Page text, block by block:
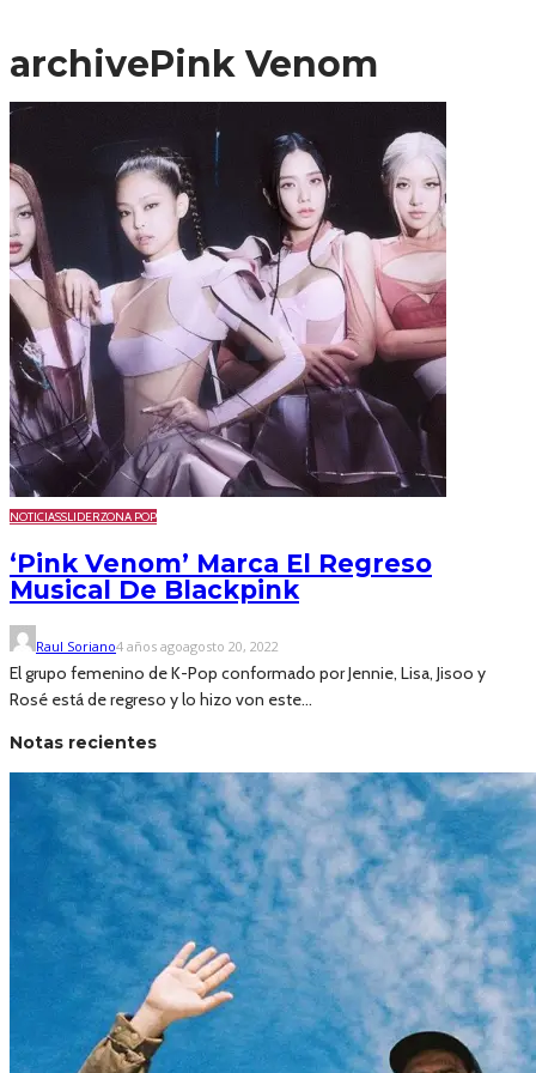
archivePink Venom
NOTICIASSLIDERZONA POP
‘Pink Venom’ Marca El Regreso
Musical De Blackpink
Raul Soriano4 años agoagosto 20, 2022
El grupo femenino de K-Pop conformado por Jennie, Lisa, Jisoo y
Rosé está de regreso y lo hizo von este...
Notas recientes